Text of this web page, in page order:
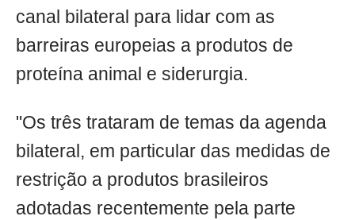
canal bilateral para lidar com as
barreiras europeias a produtos de
proteína animal e siderurgia.
"Os três trataram de temas da agenda
bilateral, em particular das medidas de
restrição a produtos brasileiros
adotadas recentemente pela parte